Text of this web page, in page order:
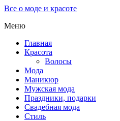
Все о моде и красоте
Меню
Главная
Красота
Волосы
Мода
Маникюр
Мужская мода
Праздники, подарки
Свадебная мода
Стиль